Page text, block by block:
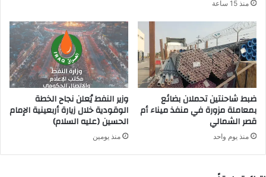
منذ 15 ساعة
ضبط شاحنتين تحملان بضائع
بمعاملة مزورة في منفذ ميناء أم
قصر الشمالي
منذ يوم واحد
وزير النفط يُعلن نجاح الخطة
الوقودية خلال زيارة أربعينية الإمام
الحسين (عليه السلام)
منذ يومين